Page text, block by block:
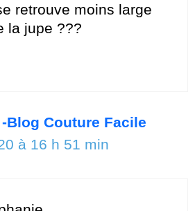
retrouve moins large
la jupe ???
Blog Couture Facile
à 16 h 51 min